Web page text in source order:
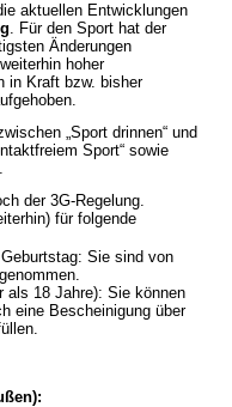
aktuellen Entwicklungen
. Für den Sport hat der
Änderungen
hoher
in Kraft bzw. bisher
„Sport drinnen“ und
Sport“ sowie
der 3G-Regelung.
für folgende
Sie sind von
als 18 Jahre): Sie können
eine Bescheinigung über